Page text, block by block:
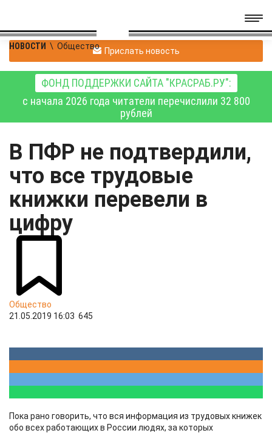
НОВОСТИ \ Общество Прислать новость
ФОНД ПОДДЕРЖКИ САЙТА "КРАСРАБ.РУ":
с начала 2026 года читатели перечислили 32 800
рублей
В ПФР не подтвердили,
что все трудовые
книжки перевели в
цифру
Общество
21.05.2019 16:03 645
Пока рано говорить, что вся информация из трудовых книжек
обо всех работающих в России людях, за которых